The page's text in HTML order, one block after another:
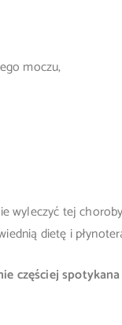
moczu,
wyleczyć tej
dietę i
częściej